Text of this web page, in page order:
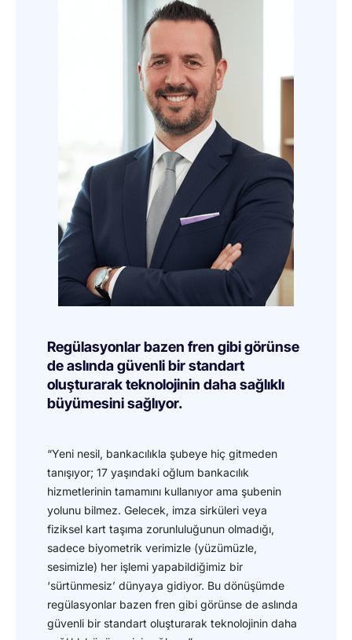
Regülasyonlar bazen fren gibi görünse
de aslında güvenli bir standart
oluşturarak teknolojinin daha sağlıklı
büyümesini sağlıyor.
“Yeni nesil, bankacılıkla şubeye hiç gitmeden
tanışıyor; 17 yaşındaki oğlum bankacılık
hizmetlerinin tamamını kullanıyor ama şubenin
yolunu bilmez. Gelecek, imza sirküleri veya
fiziksel kart taşıma zorunluluğunun olmadığı,
sadece biyometrik verimizle (yüzümüzle,
sesimizle) her işlemi yapabildiğimiz bir
‘sürtünmesiz’ dünyaya gidiyor. Bu dönüşümde
regülasyonlar bazen fren gibi görünse de aslında
güvenli bir standart oluşturarak teknolojinin daha